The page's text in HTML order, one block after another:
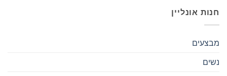
חנות אונליין
מבצעים
נשים